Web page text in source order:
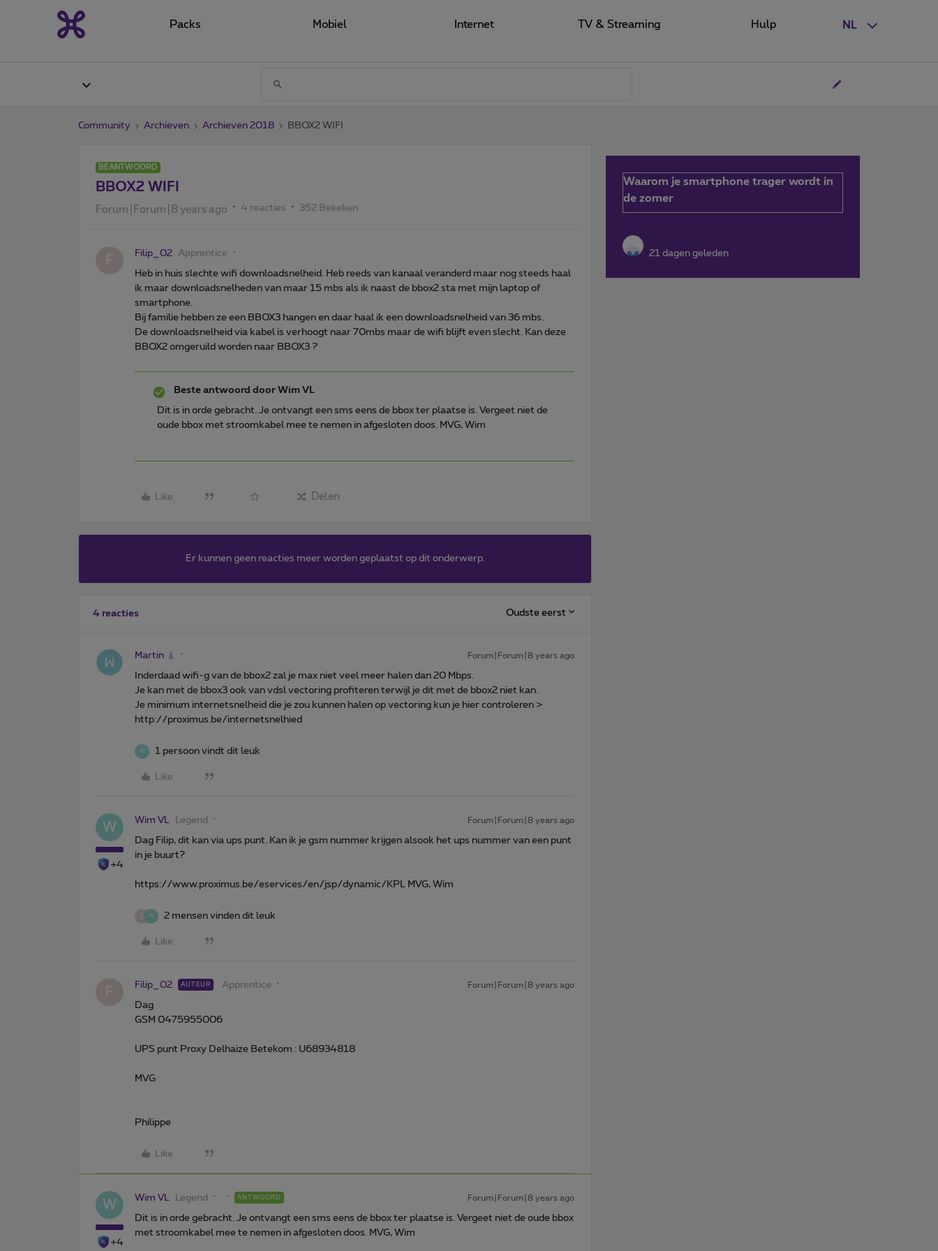
NL
Packs Mobiel Internet TV & Streaming Hulp
Community Archieven Archieven 2018 BBOX2 WIFI
BEANTWOORD
BBOX2 WIFI
Forum|Forum|8 years ago 4 reacties 352 Bekeken
F Filip_02 Apprentice
Heb in huis slechte wifi downloadsnelheid. Heb reeds van kanaal veranderd maar nog steeds haal
ik maar downloadsnelheden van maar 15 mbs als ik naast de bbox2 sta met mijn laptop of
smartphone.
Bij familie hebben ze een BBOX3 hangen en daar haal ik een downloadsnelheid van 36 mbs.
De downloadsnelheid via kabel is verhoogt naar 70mbs maar de wifi blijft even slecht. Kan deze
BBOX2 omgeruild worden naar BBOX3 ?
Beste antwoord door Wim VL
Dit is in orde gebracht. Je ontvangt een sms eens de bbox ter plaatse is. Vergeet niet de
oude bbox met stroomkabel mee te nemen in afgesloten doos. MVG, Wim
Like Delen
Er kunnen geen reacties meer worden geplaatst op dit onderwerp.
4 reacties Oudste eerst
Martin Forum|Forum|8 years ago
Inderdaad wifi-g van de bbox2 zal je max niet veel meer halen dan 20 Mbps.
Je kan met de bbox3 ook van vdsl vectoring profiteren terwijl je dit met de bbox2 niet kan.
Je minimum internetsnelheid die je zou kunnen halen op vectoring kun je hier controleren >
http://proximus.be/internetsnelhied
W 1 persoon vindt dit leuk
Like
W
+4
Wim VL Legend Forum|Forum|8 years ago
Dag Filip, dit kan via ups punt. Kan ik je gsm nummer krijgen alsook het ups nummer van een punt
in je buurt?
https://www.proximus.be/eservices/en/jsp/dynamic/KPL MVG, Wim
W 2 mensen vinden dit leuk
Like
F Filip_02 AUTEUR Apprentice Forum|Forum|8 years ago
Dag
GSM 0475955006
UPS punt Proxy Delhaize Betekom : U68934818
MVG
Philippe
Like
W
+4
Wim VL Legend ANTWOORD Forum|Forum|8 years ago
Dit is in orde gebracht. Je ontvangt een sms eens de bbox ter plaatse is. Vergeet niet de oude bbox
met stroomkabel mee te nemen in afgesloten doos. MVG, Wim
Waarom je smartphone trager wordt in
de zomer
21 dagen geleden